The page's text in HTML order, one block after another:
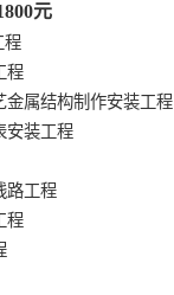
元
程
程
金属结构制作安装工程
安装工程
路工程
程
定额
国际性规范ASME
定额
定额